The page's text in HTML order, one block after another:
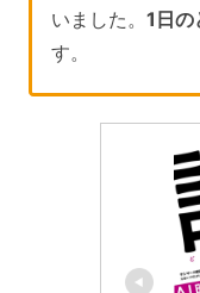
いました。1日
す。